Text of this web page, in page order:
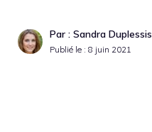
Par : Sandra Duplessis
Publié le : 8 juin 2021